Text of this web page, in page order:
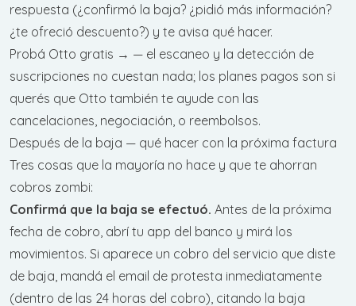
respuesta (¿confirmó la baja? ¿pidió más información?
¿te ofreció descuento?) y te avisa qué hacer.
Probá Otto gratis → — el escaneo y la detección de
suscripciones no cuestan nada; los planes pagos son si
querés que Otto también te ayude con las
cancelaciones, negociación, o reembolsos.
Después de la baja — qué hacer con la próxima factura
Tres cosas que la mayoría no hace y que te ahorran
cobros zombi:
Confirmá que la baja se efectuó. Antes de la próxima
fecha de cobro, abrí tu app del banco y mirá los
movimientos. Si aparece un cobro del servicio que diste
de baja, mandá el email de protesta inmediatamente
(dentro de las 24 horas del cobro), citando la baja